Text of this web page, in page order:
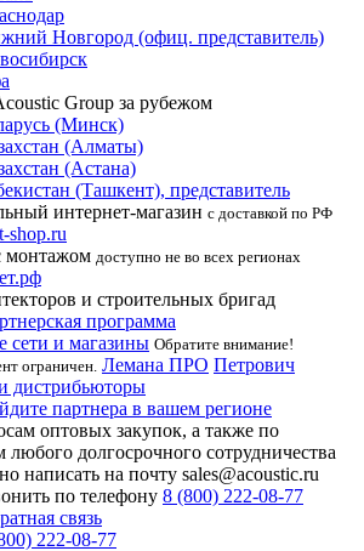
Новгород (офиц. представитель)
Group за рубежом
(Минск)
(Алматы)
(Астана)
(Ташкент), представитель
интернет-магазин с доставкой по РФ
shop.ru
монтажом доступно не во всех регионах
и строительных бригад
программа
сети и магазины Обратите внимание!
ограничен. Лемана ПРО Петрович
дистрибьюторы
партнера в вашем регионе
оптовых закупок, а также по
любого долгосрочного сотрудничества
написать на почту sales@acoustic.ru
по телефону 8 (800) 222-08-77
связь
222-08-77